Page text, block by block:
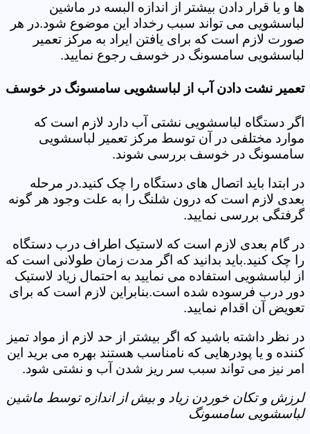
ها و یا قرار دادن بیشتر از اندازه البسه در ماشین
لباسشویی می تواند سبب رخداد این موضوع شود.در هر
صورت لازم است که برای یافتن ایراد به مرکز تعمیر
لباسشویی سامسونگ در خوسف رجوع نمایید.
تعمیر نشت دادن آب از لباسشویی سامسونگ در خوسف
اگر دستگاه لباسشویی نشتی آب دارد لازم است که
موارد مختلفی در آن توسط مرکز تعمیر لباسشویی
سامسونگ در خوسف بررسی شوند.
در ابتدا باید اتصال های دستگاه را چک کنید.در مرحله
بعدی لازم است که درون شلنگ را به علت وجود هر گونه
گرفتگی بررسی نمایید.
در گام بعدی لازم است که لاستیک اطراف درب دستگاه
را چک کنید.باید بدانید که اگر مدت زمان طولانی است که
از لباسشویی استفاده می نمایید به احتمال زیاد لاستیک
دور درب فرسوده شده است.بنابراین لازم است که برای
تعویض آن اقدام نمایید.
در نظر داشته باشید که اگر بیشتر از حد لازم از مواد تمیز
کننده و یا پودرهایی که نامناسب هستند بهره می برید این
امر نیز می تواند سبب سر ریز شدن آب و نشتی شود.
لرزش و تکان خوردن زیاد و بیش از اندازه توسط ماشین
لباسشویی سامسونگ